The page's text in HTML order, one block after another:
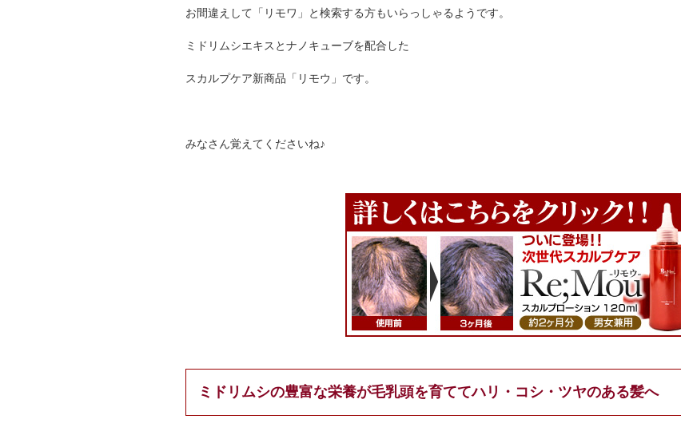
お間違えして「リモワ」と検索する方もいらっしゃるようです。
ミドリムシエキスとナノキューブを配合した
スカルプケア新商品「リモウ」です。
みなさん覚えてくださいね♪
ミドリムシの豊富な栄養が毛乳頭を育ててハリ・コシ・ツヤのある髪へ